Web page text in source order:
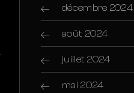
décembre 2024
août 2024
juillet 2024
mai 2024